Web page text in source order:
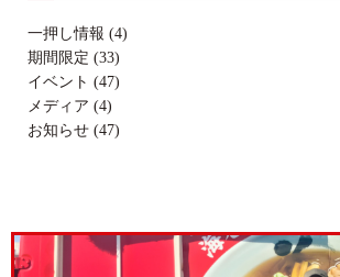
一押し情報 (4)
期間限定 (33)
イベント (47)
メディア (4)
お知らせ (47)